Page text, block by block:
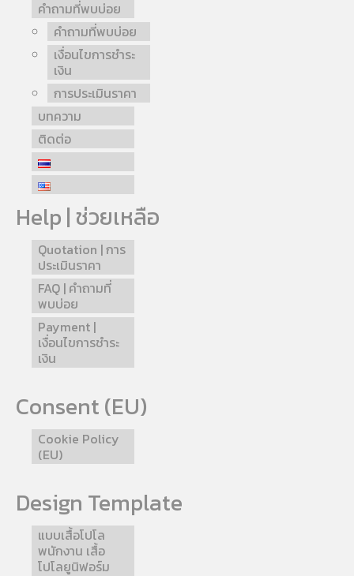
คำถามที่พบบ่อย
คำถามที่พบบ่อย
เงื่อนไขการชำระ
เงิน
การประเมินราคา
บทความ
ติดต่อ
Help | ช่วยเหลือ
Quotation | การ
ประเมินราคา
FAQ | คำถามที่
พบบ่อย
Payment |
เงื่อนไขการชำระ
เงิน
Consent (EU)
Cookie Policy
(EU)
Design Template
แบบเสื้อโปโล
พนักงาน เสื้อ
โปโลยูนิฟอร์ม